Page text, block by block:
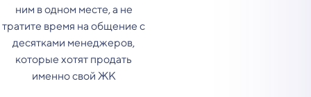
ним в одном месте, а не
тратите время на общение с
десятками менеджеров,
которые хотят продать
именно свой ЖК